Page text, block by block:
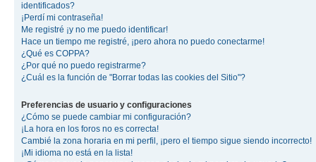
identificados?
¡Perdí mi contraseña!
Me registré ¡y no me puedo identificar!
Hace un tiempo me registré, ¡pero ahora no puedo conectarme!
¿Qué es COPPA?
¿Por qué no puedo registrarme?
¿Cuál es la función de "Borrar todas las cookies del Sitio"?
Preferencias de usuario y configuraciones
¿Cómo se puede cambiar mi configuración?
¡La hora en los foros no es correcta!
Cambié la zona horaria en mi perfil, ¡pero el tiempo sigue siendo incorrecto!
¡Mi idioma no está en la lista!